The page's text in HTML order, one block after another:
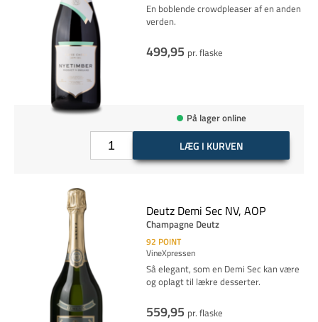
En boblende crowdpleaser af en anden
verden.
499,95 pr. flaske
På lager online
LÆG I KURVEN
Deutz Demi Sec NV, AOP
Champagne Deutz
92 POINT
VineXpressen
Så elegant, som en Demi Sec kan være
og oplagt til lækre desserter.
559,95 pr. flaske